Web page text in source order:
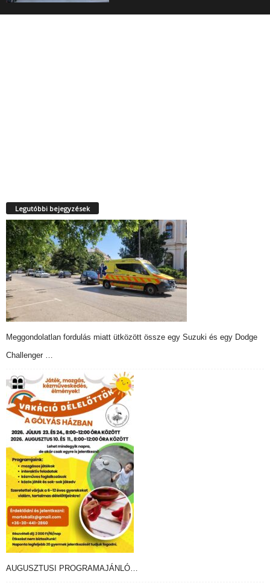
Legutóbbi bejegyzések
Meggondolatlan fordulás miatt ütközött össze egy Suzuki és egy Dodge
Challenger …
AUGUSZTUSI PROGRAMAJÁNLÓ…